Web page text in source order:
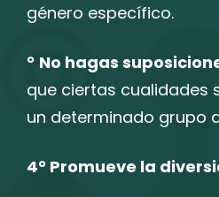
género específico.
° No hagas
que ciertas cualidades
un determinado grupo
4° Promueve la